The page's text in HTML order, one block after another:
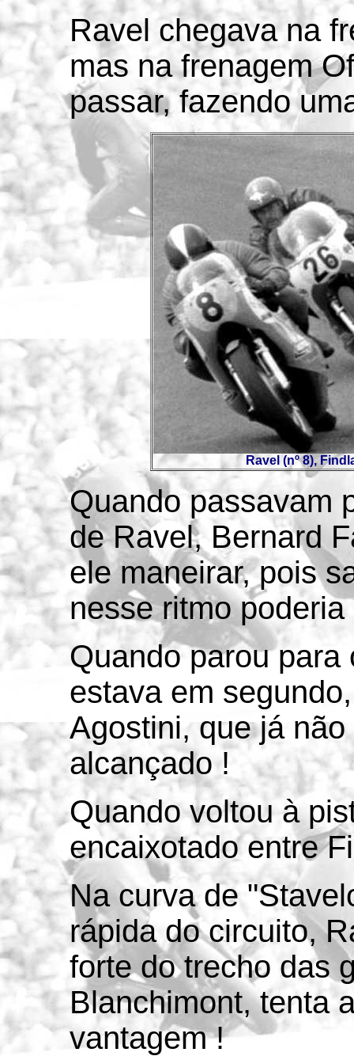
Ravel chegava na
mas na frenagem
passar, fazendo
Ravel (nº 8),
Quando passavam
de Ravel, Bernard
ele maneirar, pois
nesse ritmo
Quando parou
estava em
Agostini, que já
alcançado !
Quando voltou à
encaixotado entre
Na curva de
rápida do circuito,
forte do trecho das
Blanchimont, tenta
vantagem !